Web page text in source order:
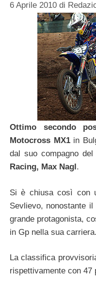
6 Aprile 2010 di
Ottimo secondo
Motocross MX1in
dal suo compagno del
Racing, Max Nagl.
Si è chiusa così con
Sevlievo, nonostante
grande protagonista,
in Gp nella sua carriera.
La classifica
rispettivamente con 47